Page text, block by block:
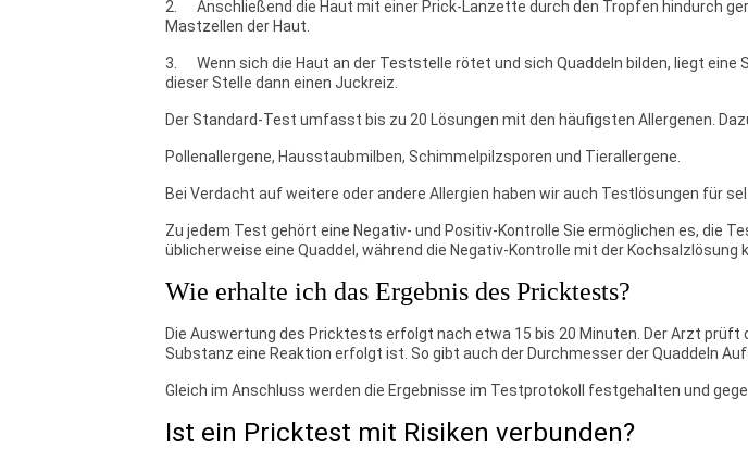
2. Anschließend die Haut mit einer Prick-Lanzette durch den Tropfen hindurch
Mastzellen der Haut.
3. Wenn sich die Haut an der Teststelle rötet und sich Quaddeln bilden, liegt eine
dieser Stelle dann einen Juckreiz.
Der Standard-Test umfasst bis zu 20 Lösungen mit den häufigsten Allergenen.
Pollenallergene, Hausstaubmilben, Schimmelpilzsporen und Tierallergene.
Bei Verdacht auf weitere oder andere Allergien haben wir auch Testlösungen für
Zu jedem Test gehört eine Negativ- und Positiv-Kontrolle Sie ermöglichen es, die
üblicherweise eine Quaddel, während die Negativ-Kontrolle mit der Kochsalzlösung
Wie erhalte ich das Ergebnis des Pricktests?
Die Auswertung des Pricktests erfolgt nach etwa 15 bis 20 Minuten. Der Arzt
Substanz eine Reaktion erfolgt ist. So gibt auch der Durchmesser der Quaddeln
Gleich im Anschluss werden die Ergebnisse im Testprotokoll festgehalten und
Ist ein Pricktest mit Risiken verbunden?